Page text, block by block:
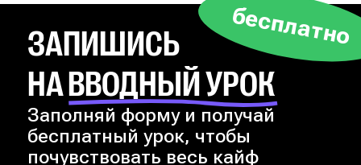
ЗАПИШИСЬ
НА ВВОДНЫЙ УРОК
бесплатно
Заполняй форму и получай
бесплатный урок, чтобы
почувствовать весь кайф